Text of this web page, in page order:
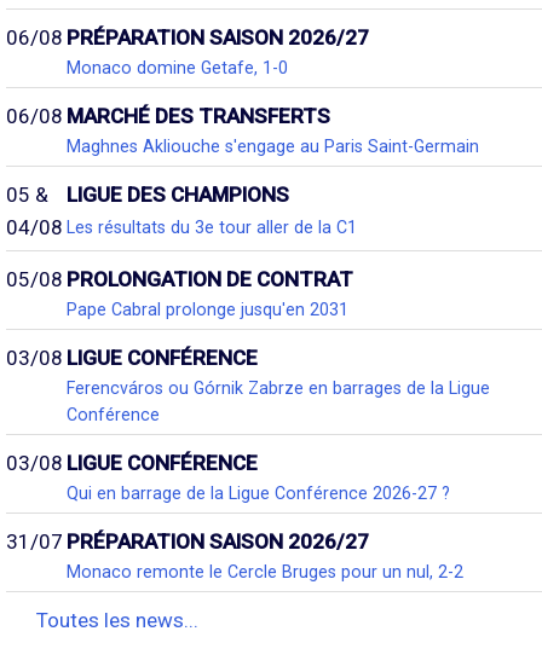
06/08 PRÉPARATION SAISON 2026/27
Monaco domine Getafe, 1-0
06/08 MARCHÉ DES TRANSFERTS
Maghnes Akliouche s'engage au Paris Saint-Germain
05 &
04/08
LIGUE DES CHAMPIONS
Les résultats du 3e tour aller de la C1
05/08 PROLONGATION DE CONTRAT
Pape Cabral prolonge jusqu'en 2031
03/08 LIGUE CONFÉRENCE
Ferencváros ou Górnik Zabrze en barrages de la Ligue
Conférence
03/08 LIGUE CONFÉRENCE
Qui en barrage de la Ligue Conférence 2026-27 ?
31/07 PRÉPARATION SAISON 2026/27
Monaco remonte le Cercle Bruges pour un nul, 2-2
Toutes les news...